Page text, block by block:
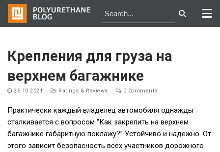
content
Крепления для груза на
верхнем багажнике
26.10.2021 Ratings & Reviews 0 Comments
Практически каждый владелец автомобиля однажды
сталкивается с вопросом “Как закрепить на верхнем
багажнике габаритную поклажу?” Устойчиво и надежно. От
этого зависит безопасность всех участников дорожного